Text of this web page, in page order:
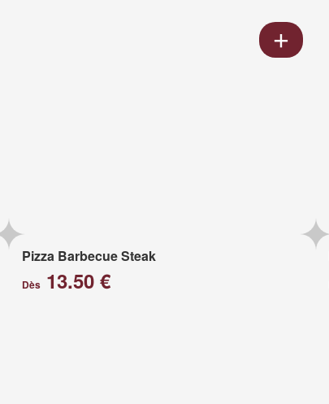
Pizza Barbecue Steak
Dès13.50 €